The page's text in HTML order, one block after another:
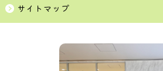
サイトマップ